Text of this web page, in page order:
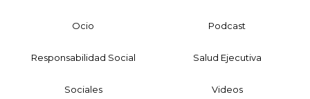
Ocio Podcast
Responsabilidad Social Salud Ejecutiva
Sociales Videos